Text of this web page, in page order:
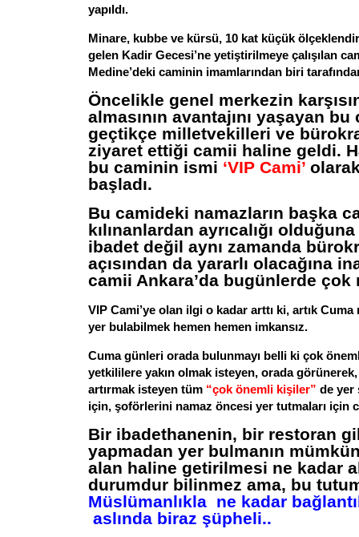
yapıldı.
Minare, kubbe ve kürsü, 10 kat küçük
gelen Kadir Gecesi’ne yetiştirilmeye çalışılan
Medine’deki caminin imamlarından biri
Öncelikle genel merkezin
almasının avantajını yaşayan
geçtikçe milletvekilleri ve
ziyaret ettiği camii haline geldi.
bu caminin ismi ‘VIP Cami’
başladı.
Bu camideki namazların başka
kılınanlardan ayrıcalığı
ibadet değil aynı zamanda
açısından da yararlı olacağına
camii Ankara’da bugünlerde çok
VIP Cami’ye olan ilgi o kadar arttı ki, artık
yer bulabilmek hemen hemen imkansız.
Cuma günleri orada bulunmayı belli ki çok
yetkililere yakın olmak isteyen, orada
artırmak isteyen tüm “çok önemli kişiler” de yer
için, şoförlerini namaz öncesi yer tutmaları için
Bir ibadethanenin, bir restoran
yapmadan yer bulmanın
alan haline getirilmesi ne kadar
durumdur bilinmez ama, bu
Müslümanlıkla ne kadar
aslında biraz şüpheli..